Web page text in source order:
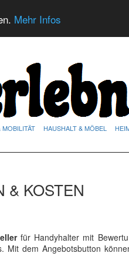
Mehr Infos
MOBILITÄT HAUSHALT & MÖBEL
& KOSTEN
für Handyhalter mit
Mit dem Angebotsbutton